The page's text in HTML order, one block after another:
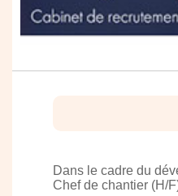
Dans le cadre du
Chef de chantier (H/